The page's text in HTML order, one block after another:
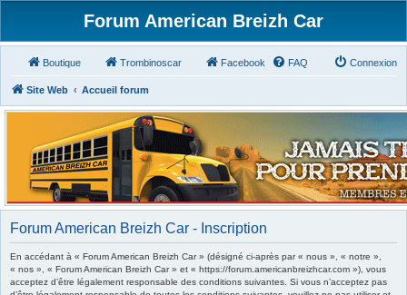
Forum American Breizh Car
Boutique Trombinoscar Facebook FAQ Connexion
Site Web Accueil forum
Forum American Breizh Car - Inscription
En accédant à « Forum American Breizh Car » (désigné ci-après par « nous », « notre »,
« nos », « Forum American Breizh Car » et « https://forum.americanbreizhcar.com »), vous
acceptez d’être légalement responsable des conditions suivantes. Si vous n’acceptez pas